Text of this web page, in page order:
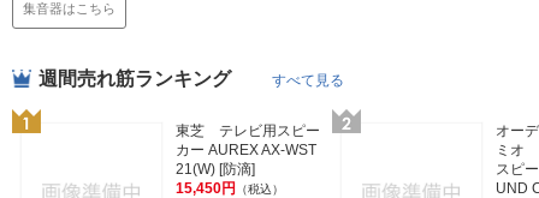
集音器はこちら
週間売れ筋ランキング すべて見る
東芝 テレビ用スピー
カー AUREX AX-WST
21(W) [防滴]
15,450円
（税込）
オー
ミオ
スピ
UND